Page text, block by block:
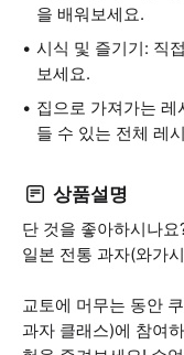
을 배워보세요.
시식 및 즐기기: 직
보세요.
집으로 가져가는
들 수 있는 전체 레
상품설명
단 것을 좋아하시나
일본 전통 과자(와가
교토에 머무는 동안
과자 클래스)에 참여